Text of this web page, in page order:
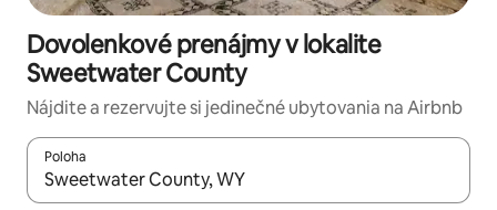
Dovolenkové prenájmy v lokalite
Sweetwater County
Nájdite a rezervujte si jedinečné ubytovania na Airbnb
Poloha
Keď budú výsledky k dispozícii, môžete si ich prechádzať